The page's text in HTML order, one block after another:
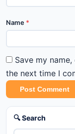
Name *
Save my
the next time I
Post Comment
🔍 Search